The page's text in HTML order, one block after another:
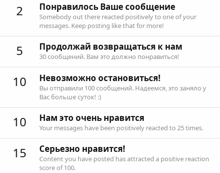
2 Понравилось Ваше сообщение
Somebody out there reacted positively to one of your
messages. Keep posting like that for more!
5 Продолжай возвращаться к нам
30 сообщений. Вам это должно понравиться!
10 Невозможно остановиться!
Вы отправили 100 сообщений. Надеемся, это заняло у
Вас больше суток! :)
10 Нам это очень нравится
Your messages have been positively reacted to 25 times.
15 Серьезно нравится!
Content you have posted has attracted a positive reaction
score of 100.